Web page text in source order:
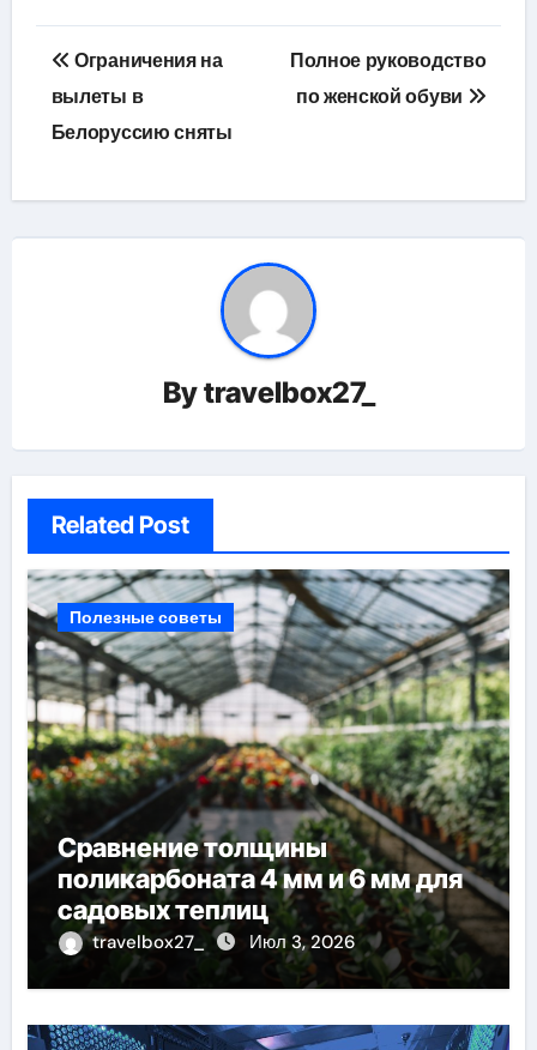
Навигация
по
записям
Ограничения на
вылеты в
Белоруссию сняты
Полное руководство
по женской обуви
Bytravelbox27_
Related Post
Полезные советы
Сравнение толщины
поликарбоната 4 мм и 6 мм для
садовых теплиц
travelbox27_ Июл 3, 2026